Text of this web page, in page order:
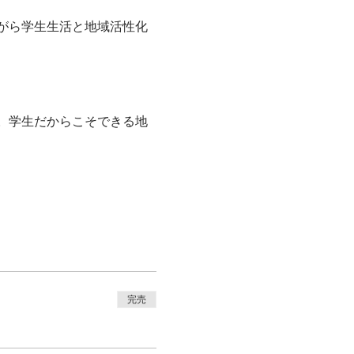
ら学生生活と地域活性化
学生だからこそできる地
完売